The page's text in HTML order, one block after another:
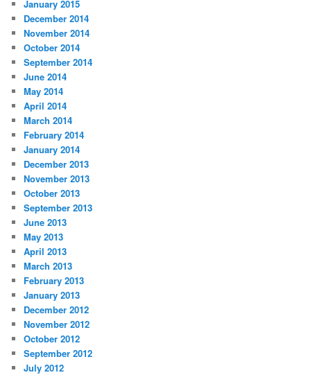
January 2015
December 2014
November 2014
October 2014
September 2014
June 2014
May 2014
April 2014
March 2014
February 2014
January 2014
December 2013
November 2013
October 2013
September 2013
June 2013
May 2013
April 2013
March 2013
February 2013
January 2013
December 2012
November 2012
October 2012
September 2012
July 2012